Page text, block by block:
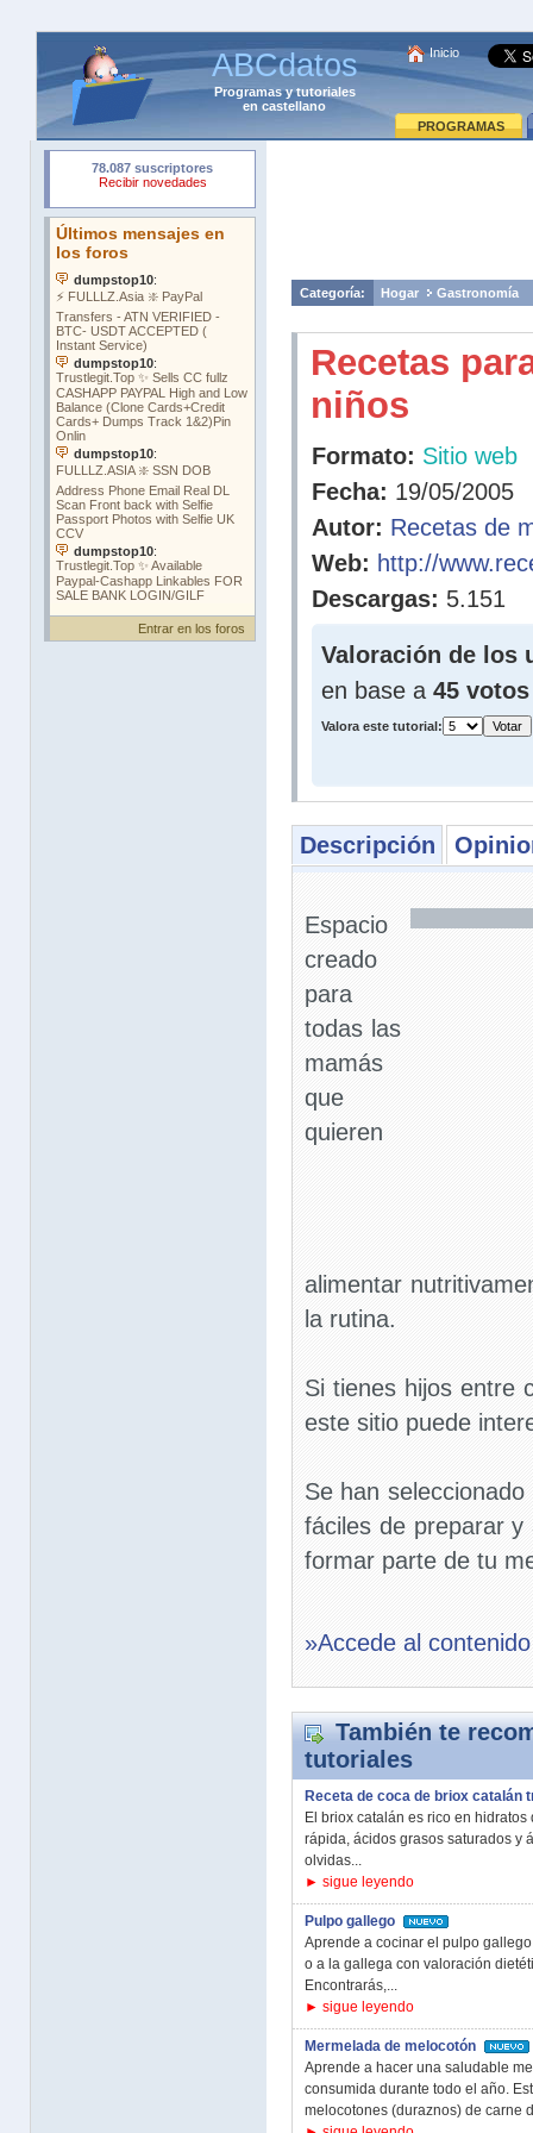
ABCdatos
Programasytutoriales
en castellano
Inicio
PROGRAMAS
Entrar en los foros
Categoría: Hogar Gastronomía
Recetas
niños
Formato: Sitio web
Fecha: 19/05/2005
Autor: Recetas de
Web: http://
Descargas: 5.151
Valoración de los
en base a 45 votos
Valora este tutorial:
Descripción
Espacio
creado
para
todas las
mamás
que
quieren
alimentar
la rutina.
Si tienes hijos entre
este sitio puede
Se han
fáciles de preparar
formar parte de tu
»Accede al
También te
tutoriales
Receta de coca de briox catalán
El briox catalán es rico en
rápida, ácidos grasos saturados y
olvidas...
► sigue leyendo
Pulpo gallego
Aprende a cocinar el pulpo
o a la gallega con valoración
Encontrarás,...
► sigue leyendo
Mermelada de melocotón
Aprende a hacer una saludable
consumida durante todo el año.
melocotones (duraznos) de carne